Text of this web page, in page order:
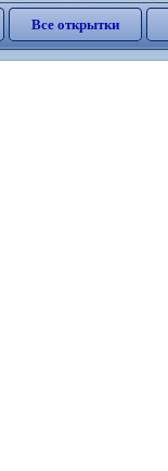
Все открытки